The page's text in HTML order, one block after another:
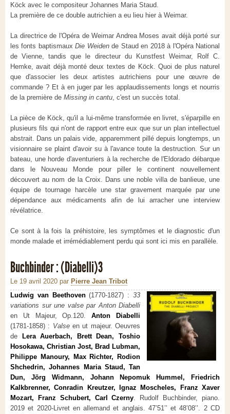
Köck avec le compositeur Johannes Maria Staud.
La première de ce double autrichien a eu lieu hier à Weimar.
La directrice de l'Opéra de Weimar Andrea Moses avait déjà porté sur
les fonts baptismauxDie Weidende Staud en 2018 à l'Opéra National
de Vienne, tandis que le directeur du Kunstfest Weimar, Rolf C.
Hemke, avait déjà monté deux textes de Köck. Quoi de plus naturel
que d'associer les deux artistes autrichiens pour une œuvre de
commande ? Et à en juger par les applaudissements longs et nourris
de la première de Missing in cantu, c'est un succès total.
La pièce de Köck, qu'il a lui-même transformée en livret, s'éparpille en
plusieurs fils qui n'ont de rapport entre eux que sur un plan intellectuel
abstrait. Dans un palais vide, apparemment pillé depuis longtemps, un
visionnaire se plaint d'avoir su à l'avance toute la destruction. Sur un
bateau, une horde d'aventuriers à la recherche de l'Eldorado débarque
dans le Nouveau Monde pour piller le continent nouvellement
découvert au nom de la Croix. Dans une noble villa de banlieue, une
équipe de tournage harcèle une star gravement marquée par une
dépendance aux médicaments afin de lui arracher une interview
révélatrice.
Ce sont à la fois la préhistoire, les symptômes et le diagnostic d'un
monde malade et irrémédiablement perdu qui sont ici mis en parallèle.
Buchbinder : (Diabelli)³
Le 19 avril 2020 par Pierre Jean Tribot
Ludwig van Beethoven(1770-1827) :33
variations sur une valse par Anton Diabelli
en Ut Majeur, Op.120.Anton Diabelli
(1781-1858) : Valseen ut majeur. Oeuvres
de
Lera Auerbach, Brett Dean, Toshio
Hosokawa, Christian Jost, Brad Lubman,
Philippe Manoury, Max Richter, Rodion
Shchedrin, Johannes Maria Staud, Tan
Dun, Jörg Widmann, Johann Nepomuk Hummel, Friedrich
Kalkbrenner, Conradin Kreutzer, Ignaz Moscheles, Franz Xaver
Mozart, Franz Schubert, Carl Czerny. Rudolf Buchbinder, piano.
2019 et 2020-Livret en allemand et anglais. 47’51’’ et 48’08’’. 2 CD